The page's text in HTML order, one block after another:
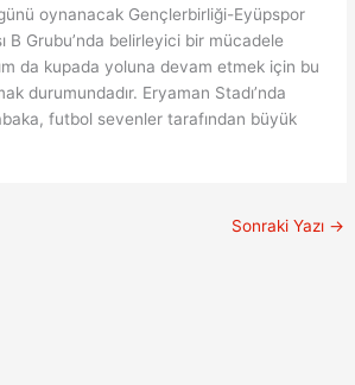
oynanacak Gençlerbirliği-Eyüpspor
B Grubu’nda belirleyici bir mücadele
da kupada yoluna devam etmek için bu
durumundadır. Eryaman Stadı’nda
futbol sevenler tarafından büyük
Sonraki Yazı →